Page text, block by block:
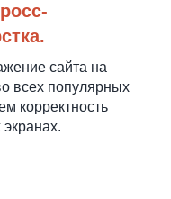
сайта на
всех популярных
корректность